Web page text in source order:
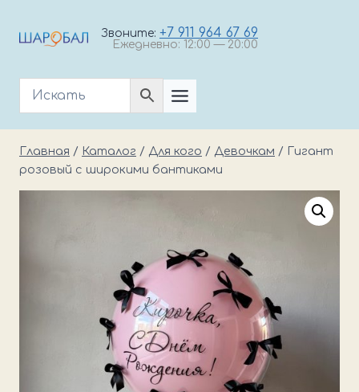
Звоните: +7 911 964 67 69
Ежедневно: 12:00 — 20:00
Главная / Каталог / Для кого / Девочкам / Гигант
розовый с широкими бантиками